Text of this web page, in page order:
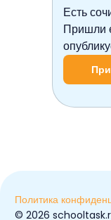
Есть
Пришли
© ️2026
Политика